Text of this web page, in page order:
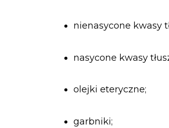
nienasycone kwasy
nasycone kwasy
olejki eteryczne;
garbniki;